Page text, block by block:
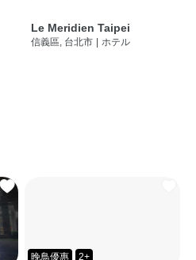
Le Meridien Taipei
信義區, 台北市 | ホテル
晚鳥優惠 2+